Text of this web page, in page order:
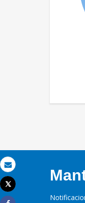
Correo electrónico
Imprimir
Tweet